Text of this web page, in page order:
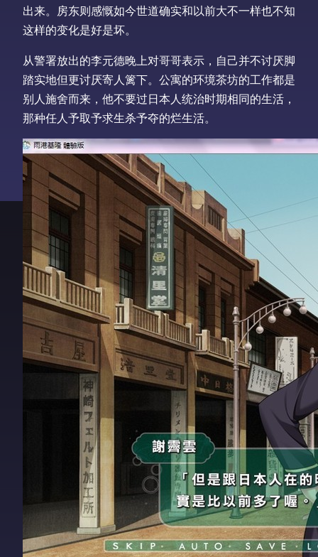
出来。房东则感慨如今世道确实和以前大不一样也不知
这样的变化是好是坏。
从警署放出的李元德晚上对哥哥表示，自己并不讨厌脚
踏实地但更讨厌寄人篱下。公寓的环境茶坊的工作都是
别人施舍而来，他不要过日本人统治时期相同的生活，
那种任人予取予求生杀予夺的烂生活。